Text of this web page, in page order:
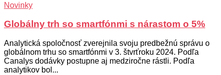
Novinky
Globálny trh so smartfónmi s nárastom o 5%
Analytická spoločnosť zverejnila svoju predbežnú správu o
globálnom trhu so smartfónmi v 3. štvrťroku 2024. Podľa
Canalys dodávky postupne aj medziročne rástli. Podľa
analytikov bol...